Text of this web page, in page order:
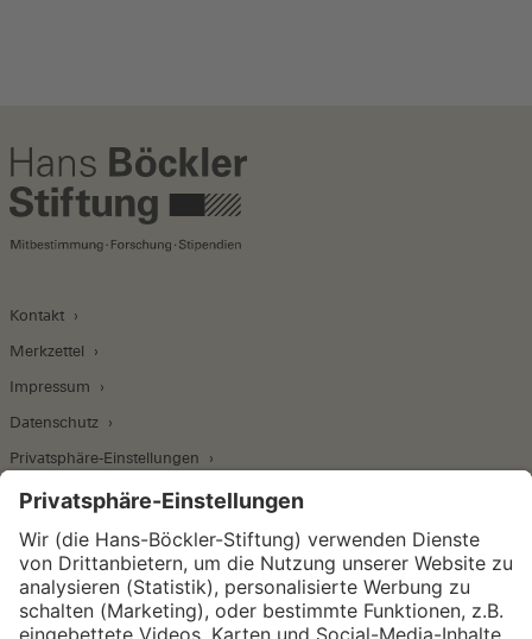
Kontakt
Merkzettel
Impressum
Datenschutz
Privatsphäre-Einstellungen
Wirtschafts- und Sozialwissenschaftliches Institut